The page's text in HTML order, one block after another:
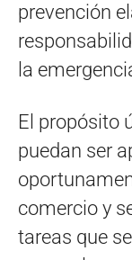
prevención
la
El propósito
puedan ser
comercio y
tareas que